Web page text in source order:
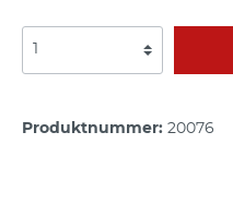
Produktnummer: 20076